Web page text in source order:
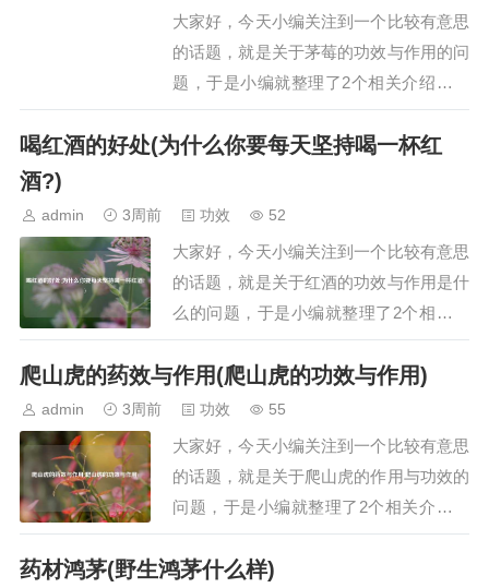
功效与作用秋葵干具有提供营养、补钙强
身、平衡血糖、润肠通便等功效与作用，
具体如下：提…
大家好，今天小编关注到一个比较有意思
的话题，就是关于茅莓的功效与作用的问
题，于是小编就整理了2个相关介绍茅莓
的功效与作用的解答，让我们一起看看
吧。文章目录：茅莓的功效与作用茅莓的
功效与作用主要有以下几点：1. 清热解
喝红酒的好处(为什么你要每天坚持喝一杯红
酒?)
admin 3周前 功效 52
大家好，今天小编关注到一个比较有意思
的话题，就是关于红酒的功效与作用是什
么的问题，于是小编就整理了2个相关介
绍红酒的功效与作用是什么的解答，让我
们一起看看吧。文章目录：喝红酒的好处
为什么你要每天坚持喝一杯红酒?一、喝
红酒的好处喝红酒的好处主要包括补充营
养、产生保健效果、美容养颜以及促进睡
眠，具体如下…
爬山虎的药效与作用(爬山虎的功效与作用)
admin 3周前 功效 55
大家好，今天小编关注到一个比较有意思
的话题，就是关于爬山虎的作用与功效的
问题，于是小编就整理了2个相关介绍爬
山虎的作用与功效的解答，让我们一起看
看吧。文章目录：爬山虎的药效与作用爬
药材鸿茅(野生鸿茅什么样)